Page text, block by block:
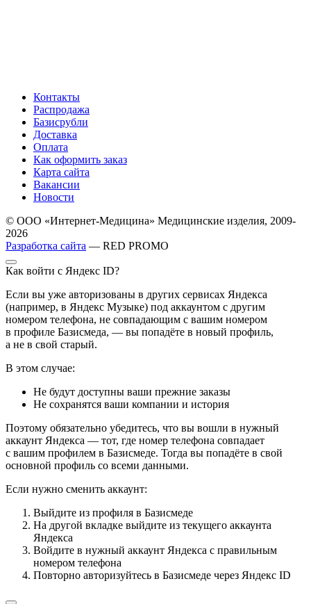
Контакты
Распродажа
Базисрубли
Доставка
Оплата
Как оформить заказ
Карта сайта
Вакансии
Новости
© ООО «Интернет-Медицина» Медицинские изделия, 2009-
2026
Разработка сайта — RED PROMO
Как войти с Яндекс ID?
Если вы уже авторизованы в других сервисах Яндекса
(например, в Яндекс Музыке) под аккаунтом с другим
номером телефона, не совпадающим с вашим номером
в профиле Базисмеда, — вы попадёте в новый профиль,
а не в свой старый.
В этом случае:
Не будут доступны ваши прежние заказы
Не сохранятся ваши компании и история
Поэтому обязательно убедитесь, что вы вошли в нужный
аккаунт Яндекса — тот, где номер телефона совпадает
с вашим профилем в Базисмеде. Тогда вы попадёте в свой
основной профиль со всеми данными.
Если нужно сменить аккаунт:
Выйдите из профиля в Базисмеде
На другой вкладке выйдите из текущего аккаунта
Яндекса
Войдите в нужный аккаунт Яндекса с правильным
номером телефона
Повторно авторизуйтесь в Базисмеде через Яндекс ID